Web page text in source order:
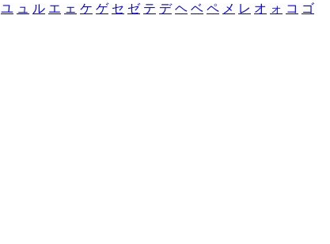
ユ ュ ル エ ェ ケ ゲ セ ゼ テ デ ヘ ベ ペ メ レ オ ォ コ ゴ